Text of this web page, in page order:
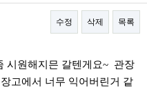
수정 삭제 목록
시원해지믄 갈텐게요~ 관장
고에서 너무 익어버린거 같